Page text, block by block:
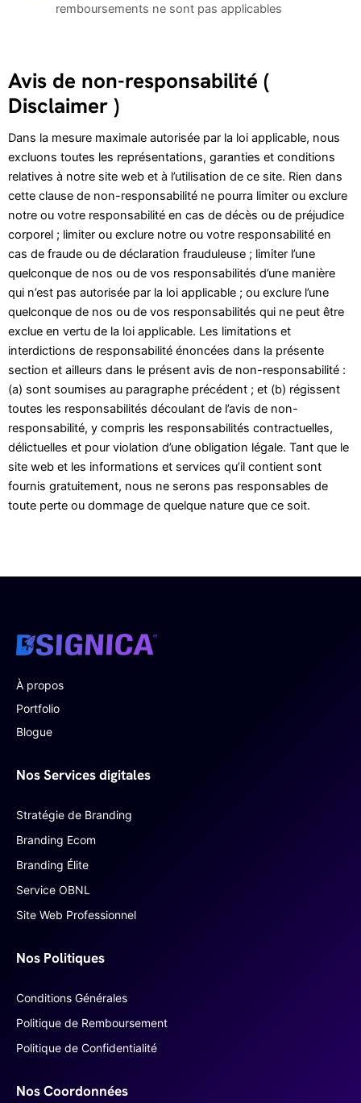
remboursements ne sont pas applicables
Avis de non-responsabilité (
Disclaimer )
Dans la mesure maximale autorisée par la loi applicable, nous
excluons toutes les représentations, garanties et conditions
relatives à notre site web et à l’utilisation de ce site. Rien dans
cette clause de non-responsabilité ne pourra limiter ou exclure
notre ou votre responsabilité en cas de décès ou de préjudice
corporel ; limiter ou exclure notre ou votre responsabilité en
cas de fraude ou de déclaration frauduleuse ; limiter l’une
quelconque de nos ou de vos responsabilités d’une manière
qui n’est pas autorisée par la loi applicable ; ou exclure l’une
quelconque de nos ou de vos responsabilités qui ne peut être
exclue en vertu de la loi applicable. Les limitations et
interdictions de responsabilité énoncées dans la présente
section et ailleurs dans le présent avis de non-responsabilité :
(a) sont soumises au paragraphe précédent ; et (b) régissent
toutes les responsabilités découlant de l’avis de non-
responsabilité, y compris les responsabilités contractuelles,
délictuelles et pour violation d’une obligation légale. Tant que le
site web et les informations et services qu’il contient sont
fournis gratuitement, nous ne serons pas responsables de
toute perte ou dommage de quelque nature que ce soit.
À propos
Portfolio
Blogue
Nos Services digitales
Stratégie de Branding
Branding Ecom
Branding Élite
Service OBNL
Site Web Professionnel
Nos Politiques
Conditions Générales
Politique de Remboursement
Politique de Confidentialité
Nos Coordonnées